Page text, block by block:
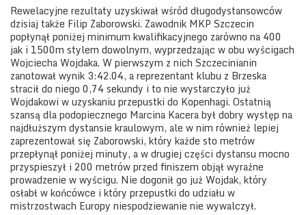
Rewelacyjne rezultaty uzyskiwał wśród długodystansowców
dzisiaj także Filip Zaborowski. Zawodnik MKP Szczecin
popłynął poniżej minimum kwalifikacyjnego zarówno na 400
jak i 1500m stylem dowolnym, wyprzedzając w obu wyścigach
Wojciecha Wojdaka. W pierwszym z nich Szczecinianin
zanotował wynik 3:42.04, a reprezentant klubu z Brzeska
stracił do niego 0,74 sekundy i to nie wystarczyło już
Wojdakowi w uzyskaniu przepustki do Kopenhagi. Ostatnią
szansą dla podopiecznego Marcina Kacera był dobry występ na
najdłuższym dystansie kraulowym, ale w nim również lepiej
zaprezentował się Zaborowski, który każde sto metrów
przepłynął poniżej minuty, a w drugiej części dystansu mocno
przyspieszył i 200 metrów przed finiszem objął wyraźne
prowadzenie w wyścigu. Nie dogonił go już Wojdak, który
osłabł w końcówce i który przepustki do udziału w
mistrzostwach Europy niespodziewanie nie wywalczył.